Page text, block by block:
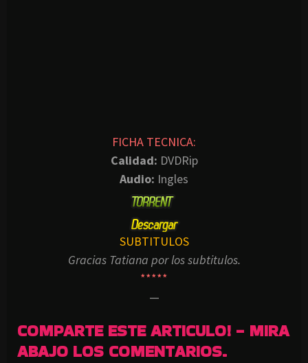
FICHA TECNICA:
Calidad: DVDRip
Audio: Ingles
SUBTITULOS
Gracias Tatiana por los subtitulos.
*****
—
COMPARTE ESTE ARTICULO! - MIRA
ABAJO LOS COMENTARIOS.